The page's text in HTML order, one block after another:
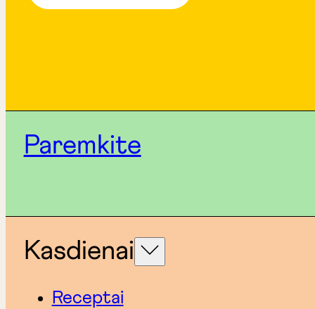
Paremkite
Kasdienai
Receptai